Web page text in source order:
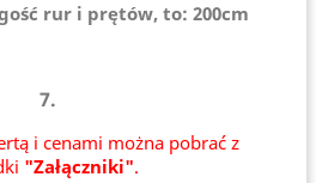
rur i prętów, to: 200cm
7.
i cenami można pobrać z
"Załączniki".